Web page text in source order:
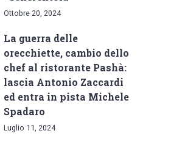
Ottobre 20, 2024
La guerra delle
orecchiette, cambio dello
chef al ristorante Pashà:
lascia Antonio Zaccardi
ed entra in pista Michele
Spadaro
Luglio 11, 2024